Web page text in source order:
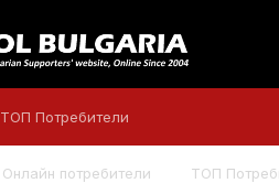
Онлайн потребители ТОП
ТОП Потребители